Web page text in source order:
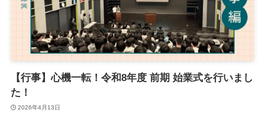
【行事】心機一転！令和8年度 前期 始業式を行いまし
た！
2026年4月13日